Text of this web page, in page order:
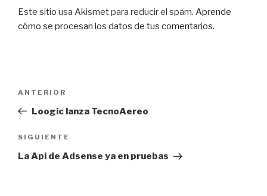
Este sitio usa Akismet para reducir el spam. Aprende
cómo se procesan los datos de tus comentarios.
entradas
Entrada
anterior:
ANTERIOR
Loogic lanza TecnoAereo
Siguiente
entrada
SIGUIENTE
La Api de Adsense ya en pruebas